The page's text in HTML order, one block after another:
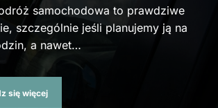
samochodowa to prawdziwe
szczególnie jeśli planujemy ją na
a nawet…
się więcej